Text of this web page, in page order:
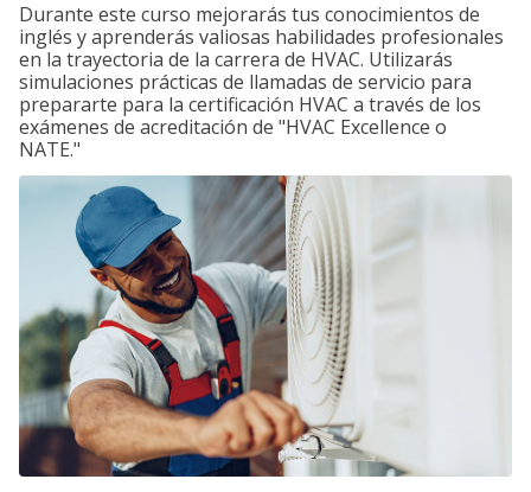
Durante este curso mejorarás tus conocimientos de
inglés y aprenderás valiosas habilidades profesionales
en la trayectoria de la carrera de HVAC. Utilizarás
simulaciones prácticas de llamadas de servicio para
prepararte para la certificación HVAC a través de los
exámenes de acreditación de "HVAC Excellence o
NATE."